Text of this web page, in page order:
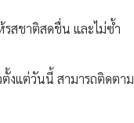
รสชาติสดชื่น และไม่ซ้ำ
งแต่วันนี้ สามารถติดตาม